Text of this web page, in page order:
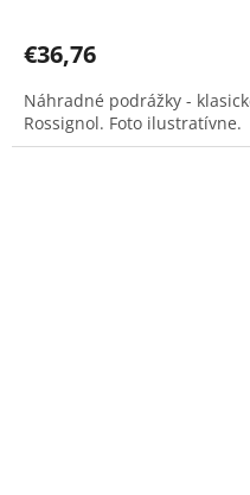
€36,76
Náhradné podrážky -
Rossignol. Foto ilustratívne.